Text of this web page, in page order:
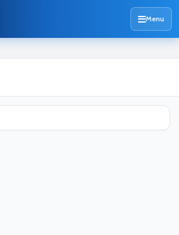
Menu